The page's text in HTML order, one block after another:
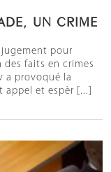
UN CRIME
jugement pour
faits en crimes
a provoqué la
et espèr [...]